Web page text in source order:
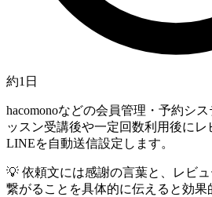
約1日
hacomonoなどの会員管理・予約シ
ッスン受講後や一定回数利用後に
LINEを自動送信設定します。
💡 依頼文には感謝の言葉と、レビ
繋がることを具体的に伝えると効果